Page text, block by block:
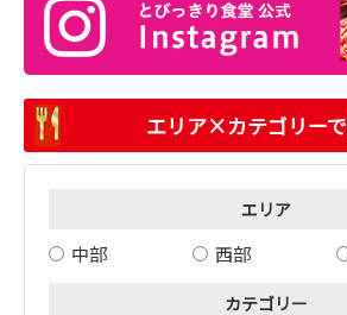
エリア×カテゴリー
エリア
中部 西部
カテゴリー